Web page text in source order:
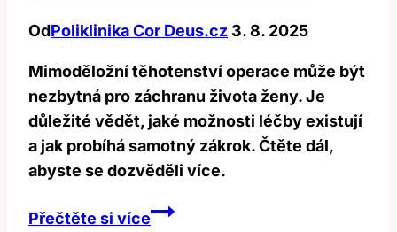
OdPoliklinika Cor Deus.cz 3. 8. 2025
Mimoděložní těhotenství operace může být
nezbytná pro záchranu života ženy. Je
důležité vědět, jaké možnosti léčby existují
a jak probíhá samotný zákrok. Čtěte dál,
abyste se dozvěděli více.
Přečtěte si víceMimoděložní